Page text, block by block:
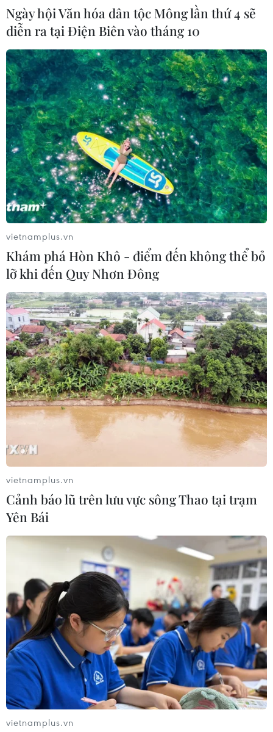
Ngày hội Văn hóa dân tộc Mông lần thứ 4 sẽ
diễn ra tại Điện Biên vào tháng 10
vietnamplus.vn
Khám phá Hòn Khô - điểm đến không thể bỏ
lỡ khi đến Quy Nhơn Đông
vietnamplus.vn
Cảnh báo lũ trên lưu vực sông Thao tại trạm
Yên Bái
vietnamplus.vn